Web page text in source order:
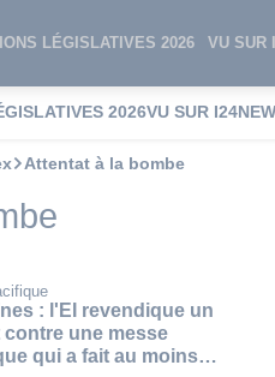
LÉGISLATIVES 2026 VU SUR
2026VU SUR
Attentat à la bombe
: l'EI revendique un
contre une messe
qui a fait au moins